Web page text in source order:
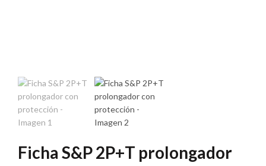
Ficha S&P 2P+T prolongador